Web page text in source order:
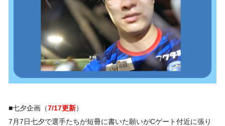
■七夕企画（7/17更新）
7月7日七夕で選手たちが短冊に書いた願いがCゲート付近に張り